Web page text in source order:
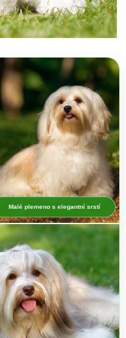
Malé plemeno s elegantní srstí